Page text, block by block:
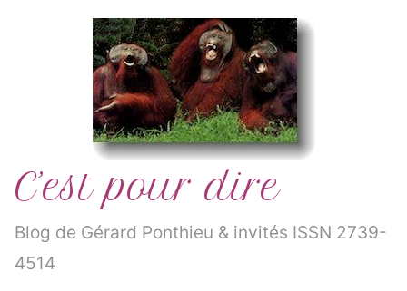
C’est pour dire
Blog de Gérard Ponthieu & invités ISSN 2739-
4514